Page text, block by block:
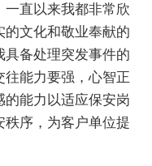
直以来我都非常欣
文化和敬业奉献的
备处理突发事件的
能力要强，心智正
的能力以适应保安岗
序，为客户单位提